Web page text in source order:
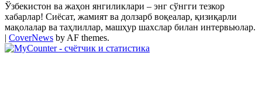
Ўзбекистон ва жаҳон янгиликлари – энг сўнгги тезкор
хабарлар! Сиёсат, жамият ва долзарб воқеалар, қизиқарли
мақолалар ва таҳлиллар, машҳур шахслар билан интервьюлар.
| CoverNews by AF themes.